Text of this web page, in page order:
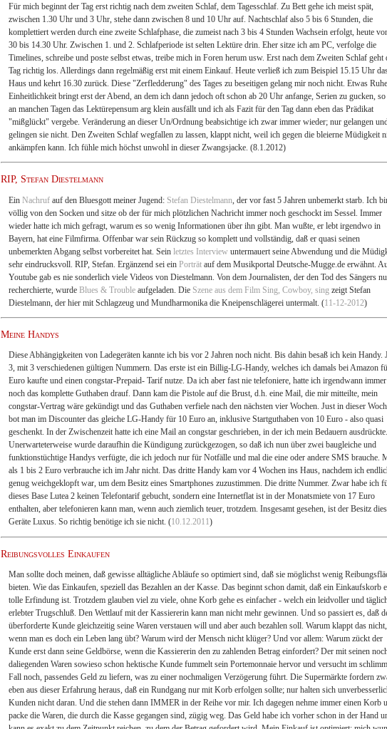
Für mich beginnt der Tag erst richtig nach dem zweiten Schlaf, dem Tagesschlaf. Zu Bett gehe ich meist spät,
zwischen 1.30 Uhr und 3 Uhr, stehe dann zwischen 8 und 10 Uhr auf. Nachtschlaf also 5 bis 6 Stunden, die
komplettiert werden durch eine zweite Schlafphase, die zumeist nach 3 bis 4 Stunden Wachsein erfolgt, heute
30 bis 14.30 Uhr. Zwischen 1. und 2. Schlafperiode ist selten Lektüre drin. Eher sitze ich am PC, verfolge die
Timelines, schreibe und poste selbst etwas, treibe mich in Foren herum usw. Erst nach dem Zweiten Schlaf geht
Tag richtig los. Allerdings dann regelmäßig erst mit einem Einkauf. Heute verließ ich zum Beispiel 15.15 Uhr
Haus und kehrt 16.30 zurück. Diese "Zerfledderung" des Tages zu beseitigen gelang mir noch nicht. Etwas
Einheitlichkeit bringt erst der Abend, an dem ich dann jedoch oft schon ab 20 Uhr anfange, Serien zu gucken, so
an manchen Tagen das Lektürepensum arg klein ausfällt und ich als Fazit für den Tag dann eben das Prädikat
"mißglückt" vergebe. Veränderung an dieser Un/Ordnung beabsichtige ich zwar immer wieder; nur gelangen
gelingen sie nicht. Den Zweiten Schlaf wegfallen zu lassen, klappt nicht, weil ich gegen die bleierne Müdigkeit
ankämpfen kann. Ich fühle mich höchst unwohl in dieser Zwangsjacke. (8.1.2012)
RIP, Stefan Diestelmann
EinNachruf auf den Bluesgott meiner Jugend: Stefan Diestelmann , der vor fast 5 Jahren unbemerkt starb. Ich
völlig von den Socken und sitze ob der für mich plötzlichen Nachricht immer noch geschockt im Sessel. Immer
wieder hatte ich mich gefragt, warum es so wenig Informationen über ihn gibt. Man wußte, er lebt irgendwo in
Bayern, hat eine Filmfirma. Offenbar war sein Rückzug so komplett und vollständig, daß er quasi seinen
unbemerkten Abgang selbst vorbereitet hat. Seinletztes Interview untermauert seine Abwendung und die
sehr eindrucksvoll. RIP, Stefan. Ergänzend sei einPorträt auf dem Musikportal Deutsche-Mugge.de erwähnt.
Youtube gab es nie sonderlich viele Videos von Diestelmann. Von dem Journalisten, der den Tod des Sängers
recherchierte, wurdeBlues & Trouble aufgeladen. Die Szene aus dem Film Sing, Cowboy, sing zeigt Stefan
Diestelmann, der hier mit Schlagzeug und Mundharmonika die Kneipenschlägerei untermalt. (11-12-2012)
Meine Handys
Diese Abhängigkeiten von Ladegeräten kannte ich bis vor 2 Jahren noch nicht. Bis dahin besaß ich kein Handy.
3, mit 3 verschiedenen gültigen Nummern. Das erste ist ein Billig-LG-Handy, welches ich damals bei Amazon
Euro kaufte und einen congstar-Prepaid- Tarif nutze. Da ich aber fast nie telefoniere, hatte ich irgendwann immer
noch das komplette Guthaben drauf. Dann kam die Pistole auf die Brust, d.h. eine Mail, die mir mitteilte, mein
congstar-Vertrag wäre gekündigt und das Guthaben verfiele nach den nächsten vier Wochen. Just in dieser
bot man im Discounter das gleiche LG-Handy für 10 Euro an, inklusive Startguthaben von 10 Euro - also quasi
geschenkt. In der Zwischenzeit hatte ich eine Mail an congstar geschrieben, in der ich mein Bedauern ausdrückte.
Unerwarteterweise wurde daraufhin die Kündigung zurückgezogen, so daß ich nun über zwei baugleiche und
funktionstüchtige Handys verfügte, die ich jedoch nur für Notfälle und mal die eine oder andere SMS brauche.
als 1 bis 2 Euro verbrauche ich im Jahr nicht. Das dritte Handy kam vor 4 Wochen ins Haus, nachdem ich
genug weichgeklopft war, um dem Besitz eines Smartphones zuzustimmen. Die dritte Nummer. Zwar habe ich
dieses Base Lutea 2 keinen Telefontarif gebucht, sondern eine Internetflat ist in der Monatsmiete von 17 Euro
enthalten, aber telefonieren kann man, wenn auch ziemlich teuer, trotzdem. Insgesamt gesehen, ist der Besitz
Geräte Luxus. So richtig benötige ich sie nicht. (10.12.2011)
Reibungsvolles Einkaufen
Man sollte doch meinen, daß gewisse alltägliche Abläufe so optimiert sind, daß sie möglichst wenig
bieten. Wie das Einkaufen, speziell das Bezahlen an der Kasse. Das beginnt schon damit, daß ein Einkaufskorb
tolle Erfindung ist. Trotzdem glauben viel zu viele, ohne Korb gehe es einfacher - welch ein leidvoller und
erlebter Trugschluß. Den Wettlauf mit der Kassiererin kann man nicht mehr gewinnen. Und so passiert es, daß
überforderte Kunde gleichzeitig seine Waren verstauen will und aber auch bezahlen soll. Warum klappt das nicht,
wenn man es doch ein Leben lang übt? Warum wird der Mensch nicht klüger? Und vor allem: Warum zückt der
Kunde erst dann seine Geldbörse, wenn die Kassiererin den zu zahlenden Betrag einfordert? Der mit seinen
daliegenden Waren sowieso schon hektische Kunde fummelt sein Portemonnaie hervor und versucht im
Fall noch, passendes Geld zu liefern, was zu einer nochmaligen Verzögerung führt. Die Supermärkte fordern
eben aus dieser Erfahrung heraus, daß ein Rundgang nur mit Korb erfolgen sollte; nur halten sich
Kunden nicht daran. Und die stehen dann IMMER in der Reihe vor mir. Ich dagegen nehme immer einen Korb
packe die Waren, die durch die Kasse gegangen sind, zügig weg. Das Geld habe ich vorher schon in der Hand